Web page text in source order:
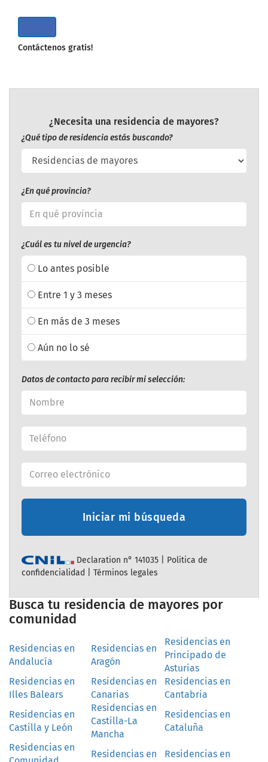
Contáctenos gratis!
¿Necesita una residencia de mayores?
¿Qué tipo de residencia estás buscando?
¿En qué provincia?
¿Cuál es tu nivel de urgencia?
Lo antes posible
Entre 1 y 3 meses
En más de 3 meses
Aún no lo sé
Datos de contacto para recibir mi selección:
Iniciar mi búsqueda
Declaration n° 141035 | Politica de
confidencialidad
Términos legales
Busca tu residencia de mayores por
comunidad
Residencias en
Andalucía
Residencias en
Aragón
Residencias en
Principado de
Asturias
Residencias en
Illes Balears
Residencias en
Canarias
Residencias en
Cantabria
Residencias en
Castilla y León
Residencias en
Castilla-La
Mancha
Residencias en
Cataluña
Residencias en
Residencias en
Residencias en